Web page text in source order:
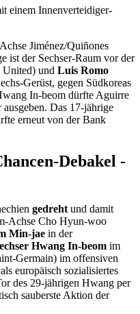
einem Innenverteidiger-
Jiménez/Quiñones
ist der Sechser-Raum vor der
United) und Luis Romo
Gerüst, gegen Südkoreas
In-beom dürfte Aguirre
Das 17-jährige
erneut von der Bank
Debakel -
gedreht und damit
Achse Cho Hyun-woo
Min-jae in der
Hwang In-beom im
Germain) im offensiven
europäisch sozialisiertes
des 29-jährigen Hwang per
sauberste Aktion der